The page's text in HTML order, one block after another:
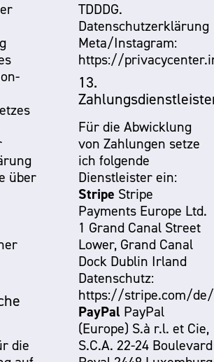
über
die
TDDDG.
Datenschutzerklärung
Meta/Instagram:
https://
13.
Für die Abwicklung
von Zahlungen setze
ich folgende
Dienstleister ein:
Stripe Stripe
Payments Europe Ltd.
1 Grand Canal Street
Lower, Grand Canal
Dock Dublin Irland
Datenschutz:
https://stripe.com/
PayPal PayPal
(Europe) S.à r.l. et Cie,
S.C.A. 22-24 Boulevard